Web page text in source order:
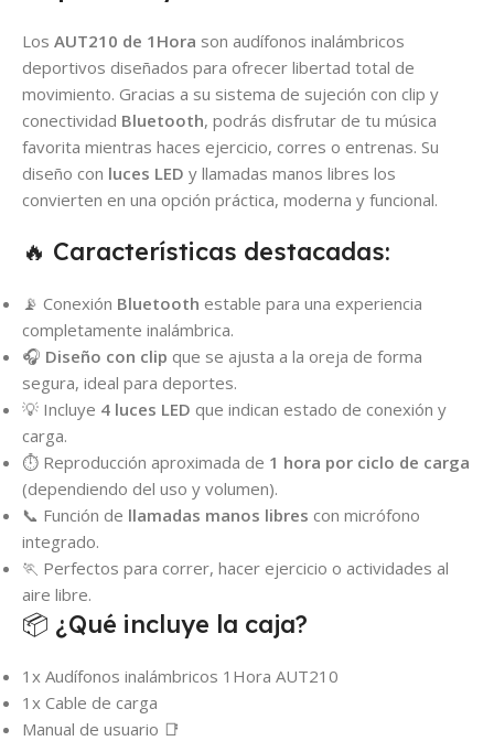
Los AUT210 de 1Hora son audífonos inalámbricos
deportivos diseñados para ofrecer libertad total de
movimiento. Gracias a su sistema de sujeción con clip y
conectividad Bluetooth, podrás disfrutar de tu música
favorita mientras haces ejercicio, corres o entrenas. Su
diseño con luces LED y llamadas manos libres los
convierten en una opción práctica, moderna y funcional.
🔥 Características destacadas:
📡 Conexión Bluetooth estable para una experiencia
completamente inalámbrica.
🎧 Diseño con clip que se ajusta a la oreja de forma
segura, ideal para deportes.
💡 Incluye 4 luces LED que indican estado de conexión y
carga.
⏱️ Reproducción aproximada de 1 hora por ciclo de carga
(dependiendo del uso y volumen).
📞 Función de llamadas manos libres con micrófono
integrado.
🏃 Perfectos para correr, hacer ejercicio o actividades al
aire libre.
📦 ¿Qué incluye la caja?
1x Audífonos inalámbricos 1Hora AUT210
1x Cable de carga
Manual de usuario 📑